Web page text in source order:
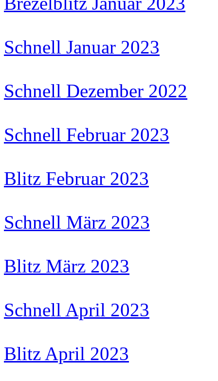
Schnell Januar 2023
Schnell Dezember 2022
Schnell Februar 2023
Blitz Februar 2023
Schnell März 2023
Blitz März 2023
Schnell April 2023
Blitz April 2023